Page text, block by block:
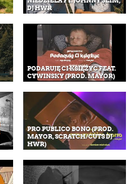
DJ HWR
PODARUJĘ CI KSIĘŻYC FEAT.
CYWINSKY (PROD. MAYOR)
PRO PUBLICO BONO (PROD.
MAYOR, SCRATCH/CUTS DJ
HWR)